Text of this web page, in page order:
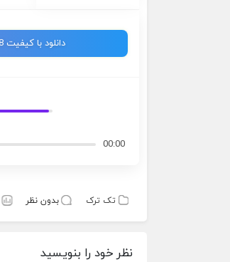
دانلود با کیفیت 128
00:00
تک ترک بدون نظر
نظر خود را بنویسید